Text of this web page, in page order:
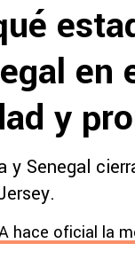
Liga de Naciones
Copa de
Copa
MLS
en
y
y Senegal
hace oficial la